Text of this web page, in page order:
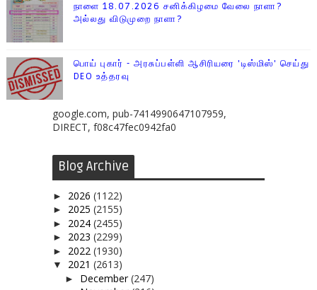
நாளை 18.07.2026 சனிக்கிழமை வேலை நாளா?
அல்லது விடுமுறை நாளா?
பொய் புகார் - அரசுப்பள்ளி ஆசிரியரை 'டிஸ்மிஸ்' செய்து
DEO உத்தரவு
google.com, pub-7414990647107959,
DIRECT, f08c47fec0942fa0
Blog Archive
► 2026 (1122)
► 2025 (2155)
► 2024 (2455)
► 2023 (2299)
► 2022 (1930)
▼ 2021 (2613)
► December(247)